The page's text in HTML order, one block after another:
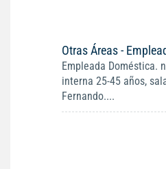
Otras Áreas -
Empleada Doméstica.
interna 25-45 años,
Fernando....